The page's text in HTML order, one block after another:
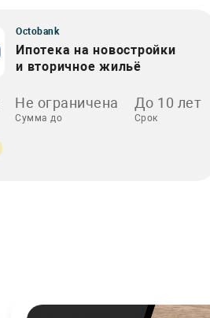
Octobank
Ипотека на новостройки
и вторичное жильё
Не ограничена
Сумма до
До 10 лет
Срок